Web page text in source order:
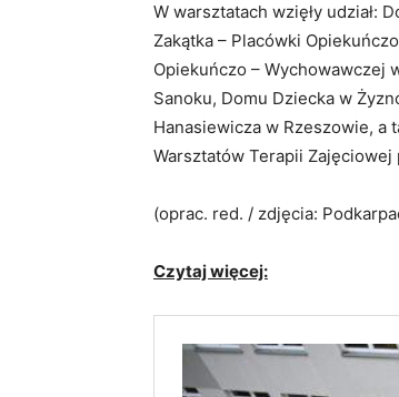
W warsztatach wzięły udział:
Zakątka – Placówki
Opiekuńczo – Wychowawczej
Sanoku, Domu Dziecka w
Hanasiewicza w Rzeszowie, a
Warsztatów Terapii
(oprac. red. / zdjęcia:
Czytaj więcej: